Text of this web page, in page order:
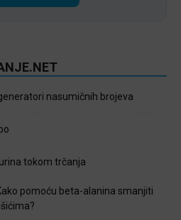
nasumičnih brojeva
tokom trčanja
pomoću beta-alanina smanjiti